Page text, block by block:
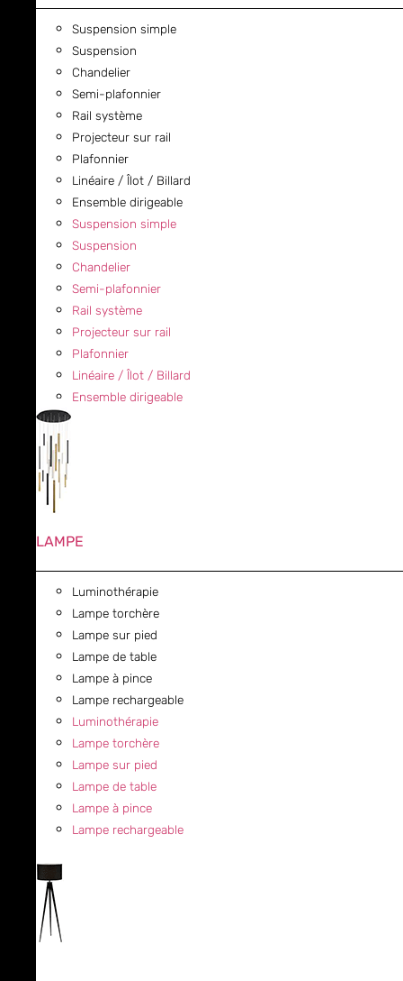
Suspension simple
Suspension
Chandelier
Semi-plafonnier
Rail système
Projecteur sur rail
Plafonnier
Linéaire / Îlot / Billard
Ensemble dirigeable
Suspension simple
Suspension
Chandelier
Semi-plafonnier
Rail système
Projecteur sur rail
Plafonnier
Linéaire / Îlot / Billard
Ensemble dirigeable
LAMPE
Luminothérapie
Lampe torchère
Lampe sur pied
Lampe de table
Lampe à pince
Lampe rechargeable
Luminothérapie
Lampe torchère
Lampe sur pied
Lampe de table
Lampe à pince
Lampe rechargeable